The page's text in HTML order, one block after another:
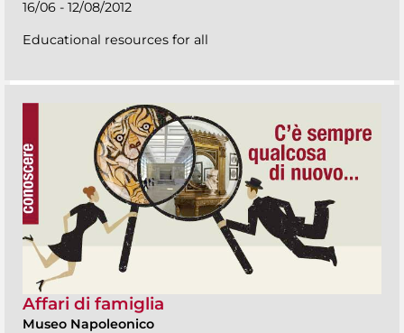
16/06 - 12/08/2012
Educational resources for all
Affari di famiglia
Museo Napoleonico